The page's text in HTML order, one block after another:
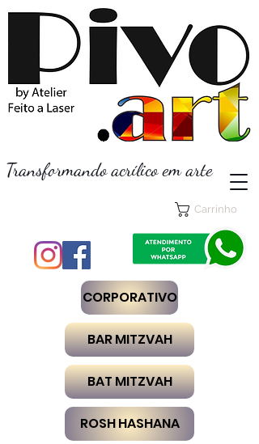
Carrinho
Transformando acrílico em arte
BAR MITZVAH
BAT MITZVAH
ROSH HASHANA
CORPORATIVO